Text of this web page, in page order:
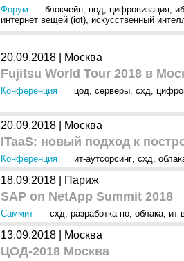
Форум блокчейн, цод, цифровизация,
интернет вещей (iot), искусственный
20.09.2018 | Москва
Fujitsu World Tour 2018 в
Конференция цод, серверы, схд,
20.09.2018 | Москва
ITaaS: новый подход к
Конференция ит-аутсорсинг, схд,
18.09.2018 | Париж
SAP on NetApp Summit 2018
Саммит схд, разработка по, облака, ит
13.09.2018 | Москва
ЦОД-2018 Москва